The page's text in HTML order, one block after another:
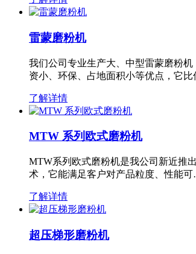
雷蒙磨粉机
我们公司专业生产大、中型雷蒙磨粉
资小、环保、占地面积小等优点，它
了解详情
MTW 系列欧式磨粉机
MTW系列欧式磨粉机是我公司新近推
术，它能满足客户对产品粒度、性能
了解详情
超压梯形磨粉机